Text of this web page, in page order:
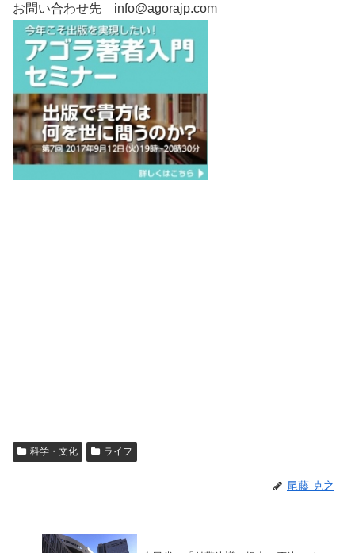
お問い合わせ先 info@agorajp.com
科学・文化 ライフ
尾藤 克之